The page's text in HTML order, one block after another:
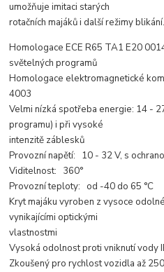
umožňuje imitaci starých
rotačních majáků i další režimy blikání.
Homologace ECE R65 TA1 E20
světelných programů
Homologace elektromagnetické
4003
Velmi nízká spotřeba energie: 14 -
programu) i při vysoké
intenzitě záblesků
Provozní napětí: 10 - 32 V, s
Viditelnost: 360°
Provozní teploty: od -40 do 65 °C
Kryt majáku vyroben z vysoce
vynikajícími optickými
vlastnostmi
Vysoká odolnost proti vniknutí vody
Zkoušený pro rychlost vozidla až